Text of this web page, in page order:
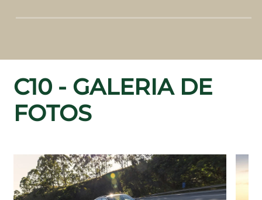
C10 - GALERIA DE
FOTOS